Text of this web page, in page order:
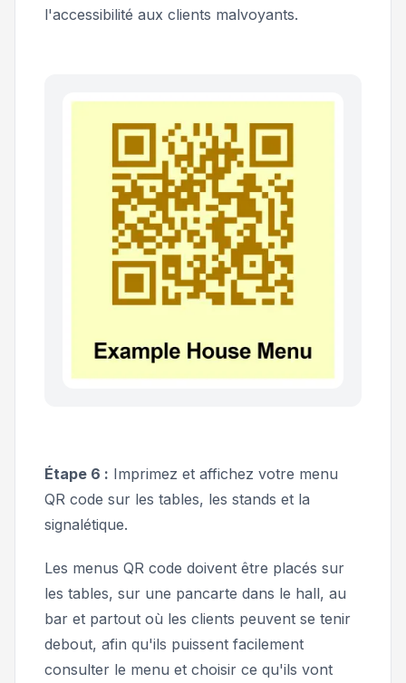
l'accessibilité aux clients malvoyants.
Étape 6 : Imprimez et affichez votre menu
QR code sur les tables, les stands et la
signalétique.
Les menus QR code doivent être placés sur
les tables, sur une pancarte dans le hall, au
bar et partout où les clients peuvent se tenir
debout, afin qu'ils puissent facilement
consulter le menu et choisir ce qu'ils vont